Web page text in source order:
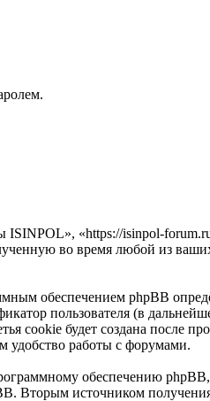
«https://isinpol-
во время любой из ваших
обеспечением phpBB
пользователя (в
cookie будет создана после
удобство работы с форумами.
обеспечению phpBB,
Вторым источником